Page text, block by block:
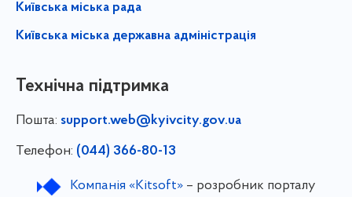
Київська міська рада
Київська міська державна адміністрація
Технічна підтримка
Пошта: support.web@kyivcity.gov.ua
Телефон: (044) 366-80-13
Компанія «Kitsoft»– розробник порталу